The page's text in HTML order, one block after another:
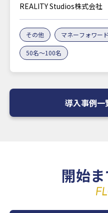
REALITY Studios株式会社
その他 マネーフォワー
50名～100名
導入事例一
開始